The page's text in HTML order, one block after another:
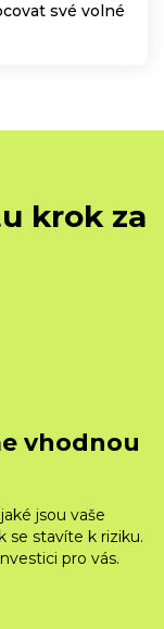
své volné
krok za
vhodnou
jsou vaše
se stavíte k riziku.
pro vás.